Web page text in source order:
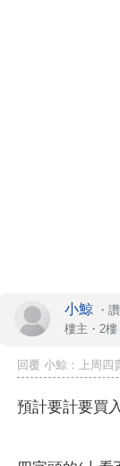
小鯨 ・
樓主 ・2樓
回覆 小鯨：上周四
預計要計要買